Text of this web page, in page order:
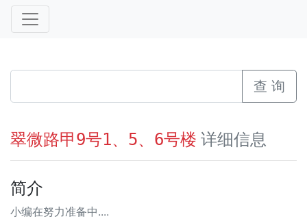
查 询
翠微路甲9号1、5、6号楼 详细信息
简介
小编在努力准备中....